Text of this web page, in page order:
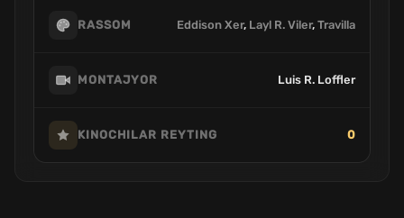
RASSOM Eddison Xer, Layl R. Viler, Travilla
MONTAJYOR Luis R. Loffler
KINOCHILAR REYTING 0